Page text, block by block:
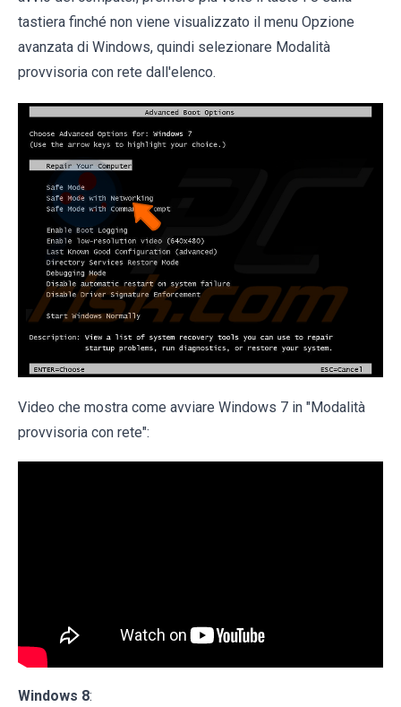
tastiera finché non viene visualizzato il menu Opzione
avanzata di Windows, quindi selezionare Modalità
provvisoria con rete dall'elenco.
Video che mostra come avviare Windows 7 in "Modalità
provvisoria con rete":
Windows 8: